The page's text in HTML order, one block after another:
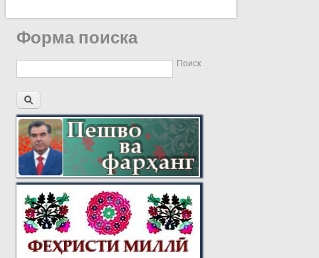
Форма поиска
Поиск